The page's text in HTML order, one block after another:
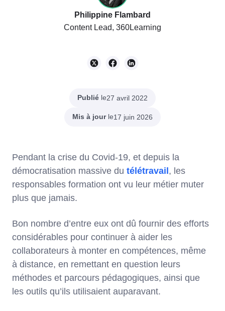
Philippine Flambard
Content Lead, 360Learning
Publié le27 avril 2022
Mis à jourle17 juin 2026
Pendant la crise du Covid-19, et depuis la
démocratisation massive du télétravail, les
responsables formation ont vu leur métier muter
plus que jamais.
Bon nombre d’entre eux ont dû fournir des efforts
considérables pour continuer à aider les
collaborateurs à monter en compétences, même
à distance, en remettant en question leurs
méthodes et parcours pédagogiques, ainsi que
les outils qu’ils utilisaient auparavant.